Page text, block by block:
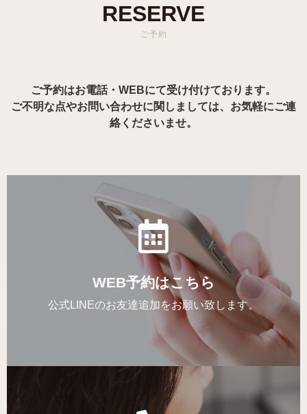
RESERVE
ご予約
ご予約はお電話・WEBにて受け付けております。
ご不明な点やお問い合わせに関しましては、お気軽にご連
絡くださいませ。
WEB予約はこちら
公式LINEのお友達追加をお願い致します。